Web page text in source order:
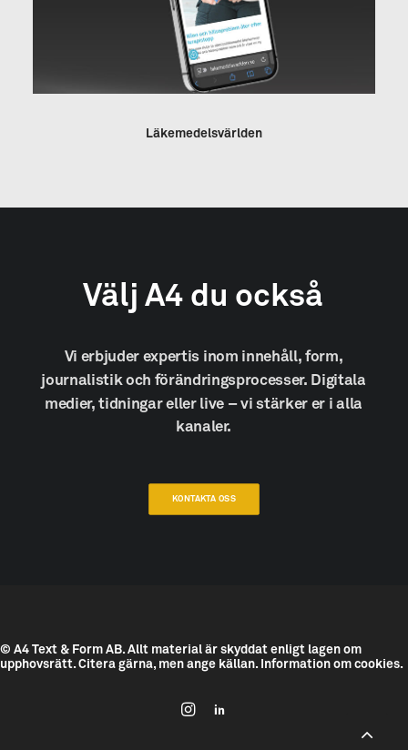
Läkemedelsvärlden
Välj A4 du också
Vi erbjuder expertis inom innehåll, form,
journalistik och förändringsprocesser. Digitala
medier, tidningar eller live – vi stärker er i alla
kanaler.
KONTAKTA OSS
© A4 Text & Form AB. Allt material är skyddat enligt lagen om
upphovsrätt. Citera gärna, men ange källan. Information om cookies.